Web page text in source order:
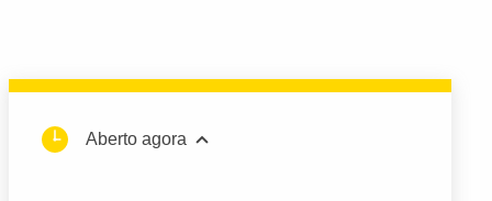
Aberto agora